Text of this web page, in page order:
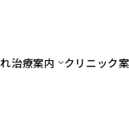
治療案内 クリニック